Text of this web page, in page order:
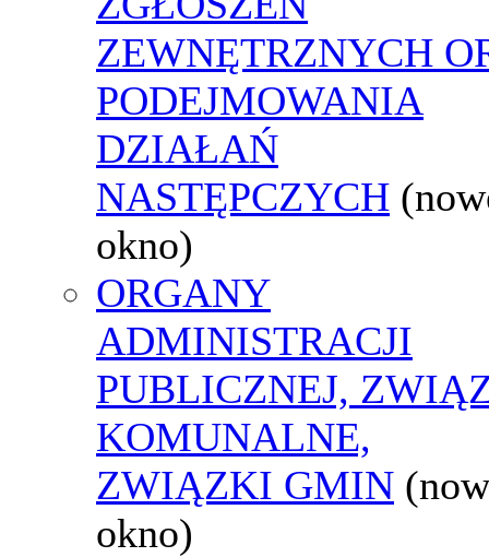
ZEWNĘTRZNYCH
PODEJMOWANIA
DZIAŁAŃ
NASTĘPCZYCH
okno)
ORGANY
ADMINISTRACJI
PUBLICZNEJ,
KOMUNALNE,
ZWIĄZKI GMIN
okno)